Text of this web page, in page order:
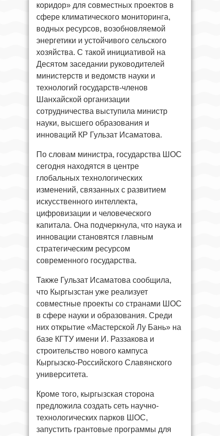
коридор» для совместных проектов в
сфере климатического мониторинга,
водных ресурсов, возобновляемой
энергетики и устойчивого сельского
хозяйства. С такой инициативой на
Десятом заседании руководителей
министерств и ведомств науки и
технологий государств-членов
Шанхайской организации
сотрудничества выступила министр
науки, высшего образования и
инноваций КР Гульзат Исаматова.
По словам министра, государства ШОС
сегодня находятся в центре
глобальных технологических
изменений, связанных с развитием
искусственного интеллекта,
цифровизации и человеческого
капитала. Она подчеркнула, что наука и
инновации становятся главным
стратегическим ресурсом
современного государства.
Также Гульзат Исаматова сообщила,
что Кыргызстан уже реализует
совместные проекты со странами ШОС
в сфере науки и образования. Среди
них открытие «Мастерской Лу Бань» на
базе КГТУ имени И. Раззакова и
строительство нового кампуса
Кыргызско-Российского Славянского
университета.
Кроме того, кыргызская сторона
предложила создать сеть научно-
технологических парков ШОС,
запустить грантовые программы для